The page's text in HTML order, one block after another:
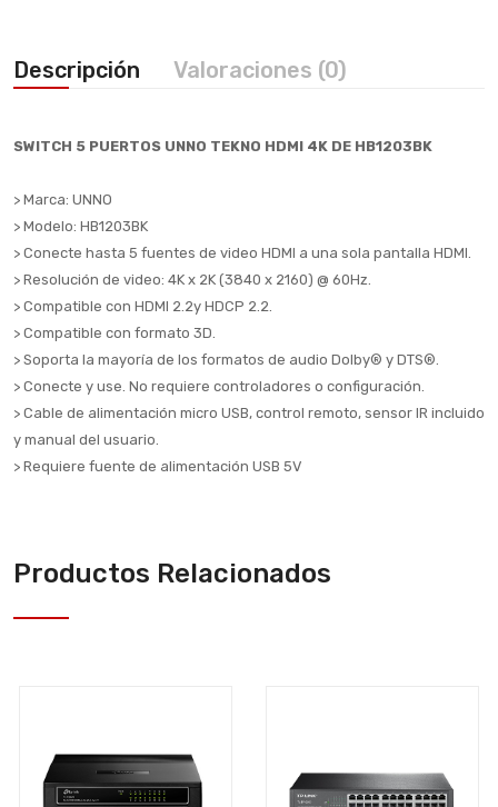
Descripción Valoraciones (0)
SWITCH 5 PUERTOS UNNO TEKNO HDMI 4K DE HB1203BK
> Marca: UNNO
> Modelo: HB1203BK
> Conecte hasta 5 fuentes de video HDMI a una sola pantalla HDMI.
> Resolución de video: 4K x 2K (3840 x 2160) @ 60Hz.
> Compatible con HDMI 2.2y HDCP 2.2.
> Compatible con formato 3D.
> Soporta la mayoría de los formatos de audio Dolby® y DTS®.
> Conecte y use. No requiere controladores o configuración.
> Cable de alimentación micro USB, control remoto, sensor IR incluido
y manual del usuario.
> Requiere fuente de alimentación USB 5V
Productos Relacionados